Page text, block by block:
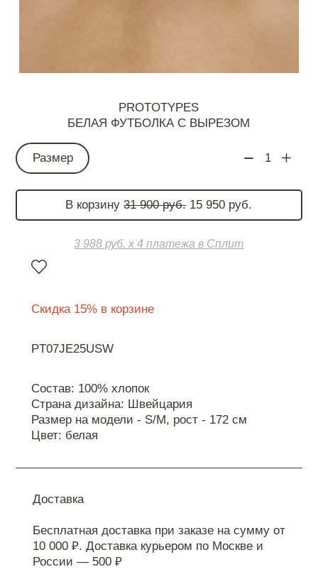
PROTOTYPES
БЕЛАЯ ФУТБОЛКА С ВЫРЕЗОМ
Размер 1
В корзину31 900 руб.15 950 руб.
3 988 руб. х 4 платежа в Сплит
Скидка 15% в корзине
PT07JE25USW
Состав: 100% хлопок
Страна дизайна: Швейцария
Размер на модели - S/M, рост - 172 см
Цвет: белая
Доставка
Бесплатная доставка при заказе на сумму от
10 000 ₽. Доставка курьером по Москве и
России — 500 ₽